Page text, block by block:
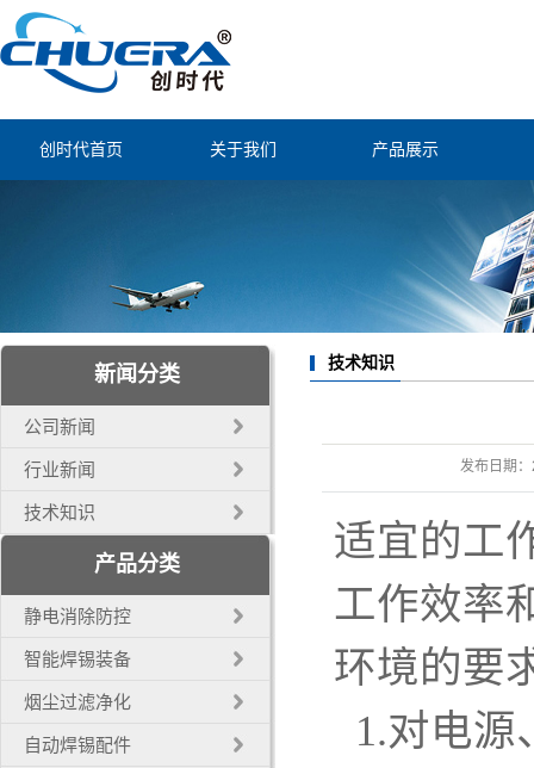
创时代首页 关于我们
公司证书
产品展示
烟尘过滤净化
自动焊锡配件
自动化机器人
新闻分类
公司新闻
行业新闻
技术知识
产品分类
静电消除防控
智能焊锡装备
烟尘过滤净化
自动焊锡配件
技术知识
发布日期：
适宜的工
工作效率
环境的要
1.对电源